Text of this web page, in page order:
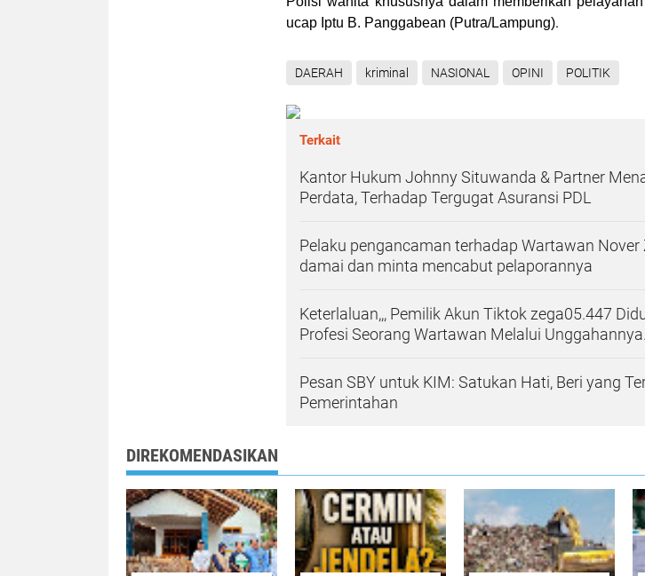
ucap Iptu B. Panggabean (Putra/Lampung).
DAERAH kriminal NASIONAL OPINI POLITIK
Terkait
Kantor Hukum Johnny Situwanda & Partner
Perdata, Terhadap Tergugat Asuransi PDL
Pelaku pengancaman terhadap Wartawan
damai dan minta mencabut pelaporannya
Keterlaluan,,, Pemilik Akun Tiktok zega05.447
Profesi Seorang Wartawan Melalui Unggahannya.
Pesan SBY untuk KIM: Satukan Hati, Beri yang
Pemerintahan
DIREKOMENDASIKAN